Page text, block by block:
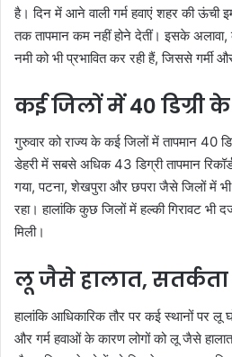
है। दिन में आने वाली गर्म हवाएं शहर की ऊंची
तक तापमान कम नहीं होने देतीं। इसके
नमी को भी प्रभावित कर रही हैं, जिससे गर्मी
कई जिलों में 40 डिग्री
गुरुवार को राज्य के कई जिलों में तापमान 40
डेहरी में सबसे अधिक 43 डिग्री तापमान
गया, पटना, शेखपुरा और छपरा जैसे जिलों में
रहा। हालांकि कुछ जिलों में हल्की गिरावट भी
मिली।
लू जैसे हालात,
हालांकि आधिकारिक तौर पर कई स्थानों पर लू
और गर्म हवाओं के कारण लोगों को लू जैसे